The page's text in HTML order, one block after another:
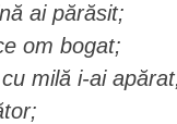
ai părăsit;
om bogat;
milă i-ai